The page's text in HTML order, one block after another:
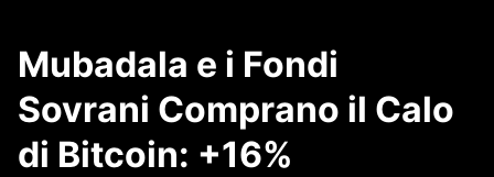
Mubadala e i Fondi
Sovrani Comprano il Calo
di Bitcoin: +16%